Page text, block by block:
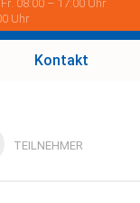
08:00 – 17:00 Uhr
Uhr
Kontakt
TEILNEHMER